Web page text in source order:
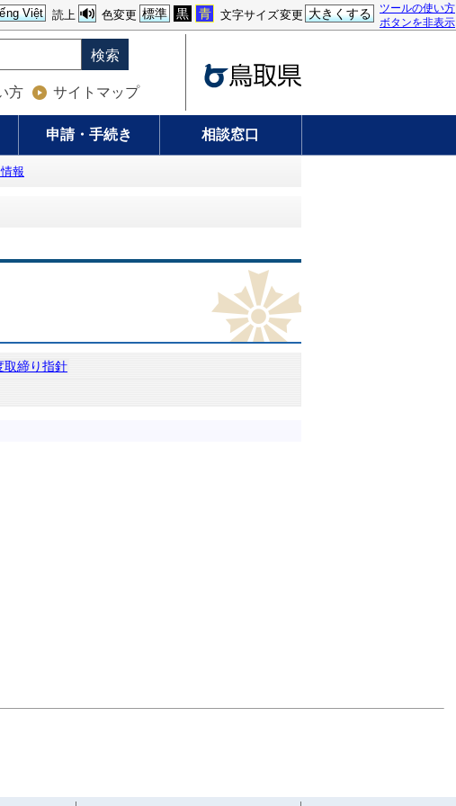
ツールの使い方
ボタンを非表示
文字サイズ変更 大きくする
色変更 標準 黒 青
読上
Việt
検索
方 サイトマップ
申請・手続き 相談窓口
報
取締り指針